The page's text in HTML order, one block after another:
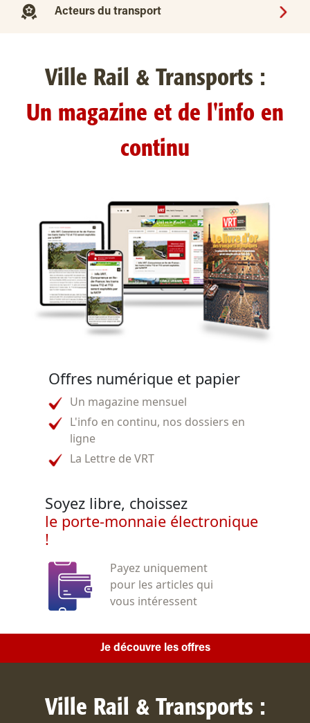
Acteurs du transport
Ville Rail & Transports :
Un magazine et de l'info en
continu
Offres numérique et papier
Un magazine mensuel
L'info en continu, nos dossiers en
ligne
La Lettre de VRT
Soyez libre, choissez
le porte-monnaie électronique
!
Payez uniquement
pour les articles qui
vous intéressent
Je découvre les offres
Ville Rail & Transports :